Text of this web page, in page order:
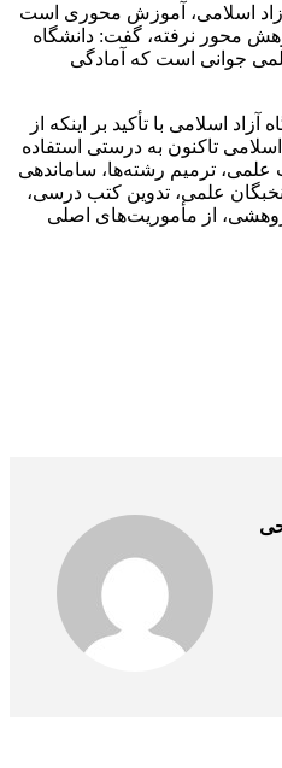
اسلامی، آموزش محوری است
محور نرفته، گفت: دانشگاه
جوانی است که آمادگی
اسلامی با تأکید بر اینکه از
تاکنون به درستی استفاده
علمی، ترمیم رشته‌ها، ساماندهی
علمی، تدوین کتب درسی،
از مأموریت‌های اصلی